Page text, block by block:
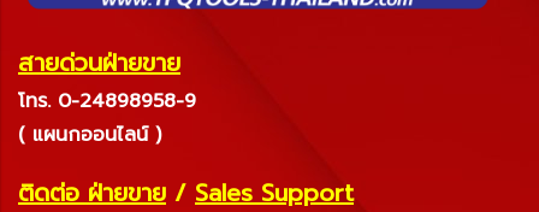
สายด่วนฝ่ายขาย
โทร. 0-24898958-9
( แผนกออนไลน์ )
ติดต่อ ฝ่ายขาย / Sales Support